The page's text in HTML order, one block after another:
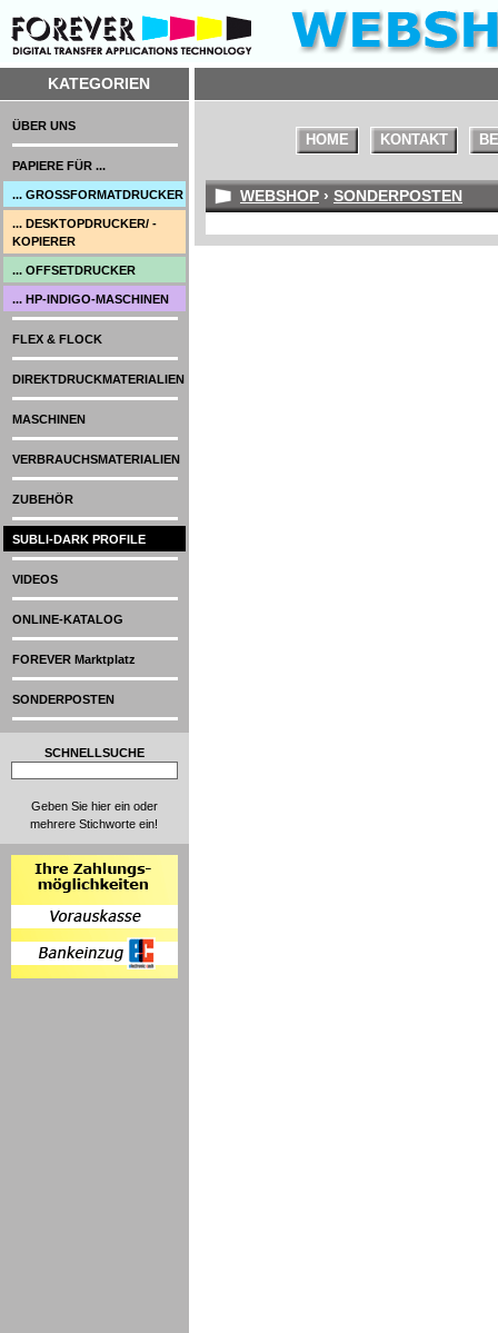
KATEGORIEN
SCHNELLSUCHE
Geben Sie hier ein oder
mehrere Stichworte ein!
HOME KONTAKT
WEBSHOP › SONDERPOSTEN
ÜBER UNS
PAPIERE FÜR ...
... GROSSFORMATDRUCKER
... DESKTOPDRUCKER/ -
KOPIERER
... OFFSETDRUCKER
... HP-INDIGO-MASCHINEN
FLEX & FLOCK
DIREKTDRUCKMATERIALIEN
MASCHINEN
VERBRAUCHSMATERIALIEN
ZUBEHÖR
SUBLI-DARK PROFILE
VIDEOS
ONLINE-KATALOG
FOREVER Marktplatz
SONDERPOSTEN